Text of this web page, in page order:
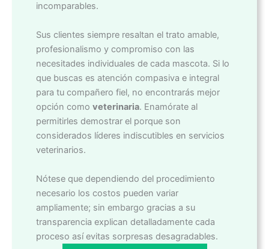
incomparables.
Sus clientes siempre resaltan el trato amable,
profesionalismo y compromiso con las
necesitades individuales de cada mascota. Si lo
que buscas es atención compasiva e integral
para tu compañero fiel, no encontrarás mejor
opción como veterinaria. Enamórate al
permitirles demostrar el porque son
considerados líderes indiscutibles en servicios
veterinarios.
Nótese que dependiendo del procedimiento
necesario los costos pueden variar
ampliamente; sin embargo gracias a su
transparencia explican detalladamente cada
proceso así evitas sorpresas desagradables.